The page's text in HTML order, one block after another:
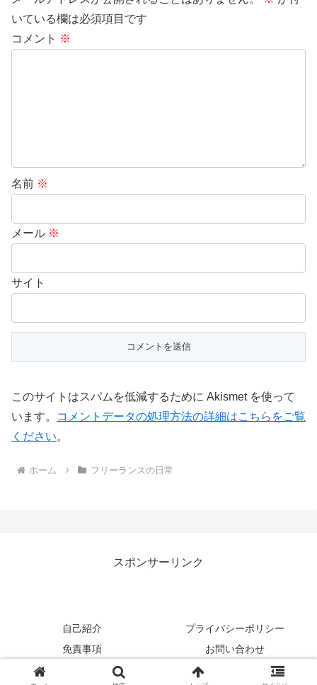
いている欄は必須項目です
コメント ※
名前 ※
メール ※
サイト
このサイトはスパムを低減するために Akismet を使って
います。
コメントデータの処理方法の詳細はこちらをご覧
ください。
ホーム フリーランスの日常
スポンサーリンク
自己紹介
プライバシーポリシー
免責事項
お問い合わせ
Copyright © 2017-2026 のんびり行こうよ！ All Rights Reserved.